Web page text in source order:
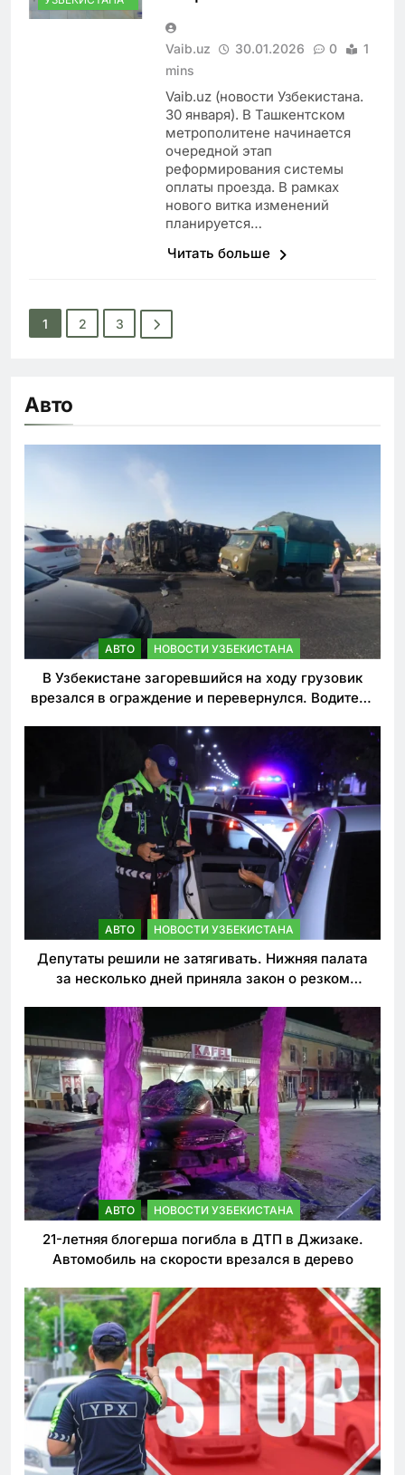
Vaib.uz 30.01.2026 0
1
mins
Vaib.uz (новости Узбекистана.
30 января). В Ташкентском
метрополитене начинается
очередной этап
реформирования системы
оплаты проезда. В рамках
нового витка изменений
планируется…
Читать больше
1 2 3
Авто
АВТО НОВОСТИ УЗБЕКИСТАНА
В Узбекистане загоревшийся на ходу грузовик
врезался в ограждение и перевернулся. Водитель
АВТО НОВОСТИ УЗБЕКИСТАНА
Депутаты решили не затягивать. Нижняя палата
за несколько дней приняла закон о резком
АВТО НОВОСТИ УЗБЕКИСТАНА
21-летняя блогерша погибла в ДТП в Джизаке.
Автомобиль на скорости врезался в дерево